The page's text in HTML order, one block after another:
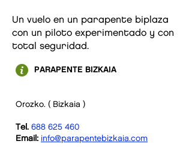
Un vuelo en un parapente biplaza
con un piloto experimentado y con
total seguridad.
PARAPENTE BIZKAIA
Orozko. ( Bizkaia )
Tel. 688 625 460
Email: info@parapentebizkaia.com